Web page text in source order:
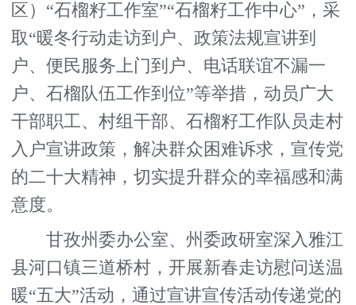
区）“石榴籽工作室”“石榴籽工作中心”，采
取“暖冬行动走访到户、政策法规宣讲到
户、便民服务上门到户、电话联谊不漏一
户、石榴队伍工作到位”等举措，动员广大
干部职工、村组干部、石榴籽工作队员走村
入户宣讲政策，解决群众困难诉求，宣传党
的二十大精神，切实提升群众的幸福感和满
意度。
甘孜州委办公室、州委政研室深入雅江
县河口镇三道桥村，开展新春走访慰问送温
暖“五大”活动，通过宣讲宣传活动传递党的